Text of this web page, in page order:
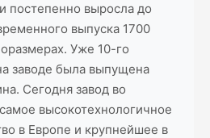
постепенно выросла до
выпуска 1700
Уже 10-го
заводе была выпущена
Сегодня завод во
высокотехнологичное
в Европе и крупнейшее в